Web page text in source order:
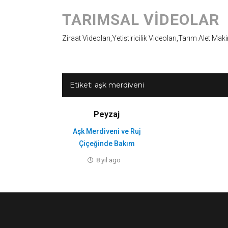
TARIMSAL VIDEOLAR
Ziraat Videoları,Yetiştiricilik Videoları,Tarım Alet
Etiket: aşk merdiveni
Peyzaj
Aşk Merdiveni ve Ruj
Çiçeğinde Bakım
8 yıl ago